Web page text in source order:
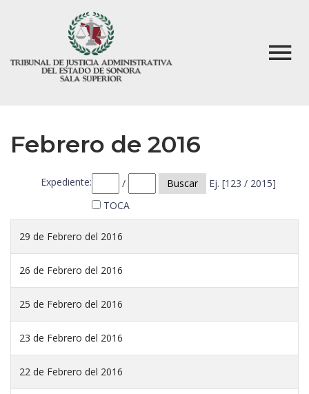
Febrero de 2016
Expediente: / Buscar
Ej. [123 / 2015]
TOCA
29 de Febrero del 2016
26 de Febrero del 2016
25 de Febrero del 2016
23 de Febrero del 2016
22 de Febrero del 2016